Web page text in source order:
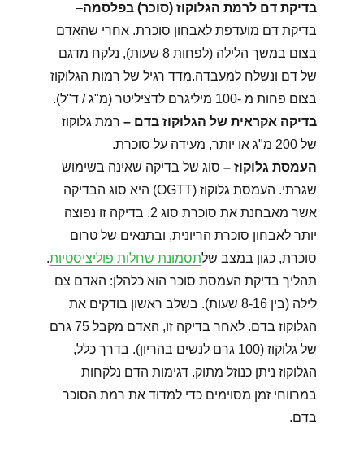
בדיקת דם לרמת הגלוקוז (סוכר) בפלסמה–
בדיקת דם מועדפת לאבחון סוכרת. אחרי שהאדם
בצום במשך הלילה (לפחות 8 שעות), נלקח מדגם
של דם ונשלח למעבדה.מדד רגיל של רמות הגלוקוז
בצום פחות מ -100 מיליגרם לדציליטר (מ"ג / ד"ל).
בדיקה אקראית של הגלוקוז בדם – רמת גלוקוז
של 200 מ"ג או יותר, מעידה על סוכרת.
העמסת גלוקוז – סוג של בדיקה שאינה בשימוש
שגרתי. העמסת גלוקוז (OGTT) היא סוג הבדיקה
אשר מאבחנת את סוכרת סוג 2. בדיקה זו נפוצה
יותר לאבחון סוכרת הריונית, ובתנאים של טרום
סוכרת, כגון במצב שלתסמונת שחלות פוליציסטיות.
תהליך בדיקת העמסת סוכר הוא כלהלן: האדם צם
לילה (בין 8-16 שעות). בשלב ראשון בודקים את
הגלוקוז בדם. לאחר בדיקה זו, האדם מקבל 75 גרם
של גלוקוז (100 גרם לנשים בהריון). בדרך כלל,
הגלוקוז ניתן כנוזל מתוק. דגימות הדם נלקחות
במרווחי זמן מסוימים כדי למדוד את רמת הסוכר
בדם.